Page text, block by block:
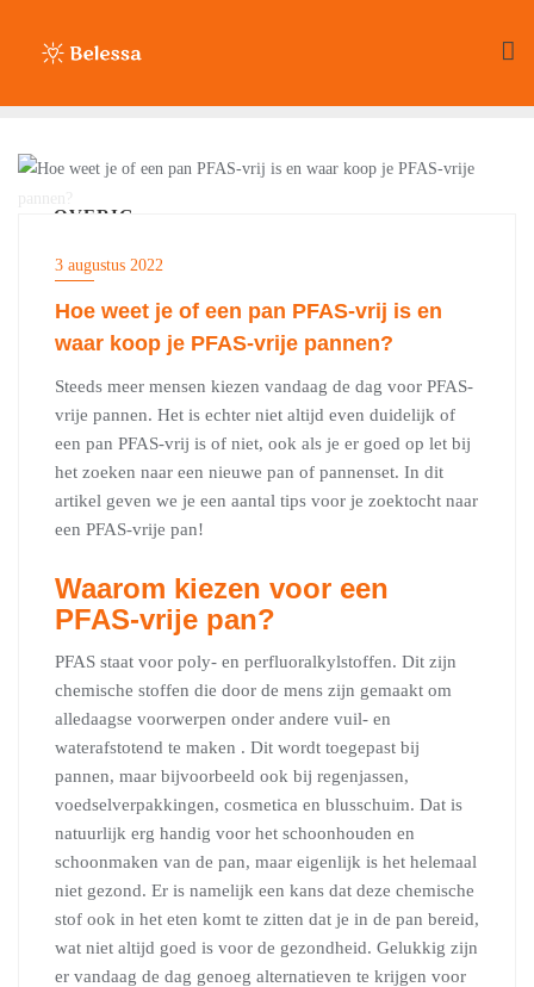
inhoud
OVERIG
3 augustus 2022
Hoe weet je of een pan PFAS-vrij is en
waar koop je PFAS-vrije pannen?
Steeds meer mensen kiezen vandaag de dag voor PFAS-
vrije pannen. Het is echter niet altijd even duidelijk of
een pan PFAS-vrij is of niet, ook als je er goed op let bij
het zoeken naar een nieuwe pan of pannenset. In dit
artikel geven we je een aantal tips voor je zoektocht naar
een PFAS-vrije pan!
Waarom kiezen voor een
PFAS-vrije pan?
PFAS staat voor poly- en perfluoralkylstoffen. Dit zijn
chemische stoffen die door de mens zijn gemaakt om
alledaagse voorwerpen onder andere vuil- en
waterafstotend te maken . Dit wordt toegepast bij
pannen, maar bijvoorbeeld ook bij regenjassen,
voedselverpakkingen, cosmetica en blusschuim. Dat is
natuurlijk erg handig voor het schoonhouden en
schoonmaken van de pan, maar eigenlijk is het helemaal
niet gezond. Er is namelijk een kans dat deze chemische
stof ook in het eten komt te zitten dat je in de pan bereid,
wat niet altijd goed is voor de gezondheid. Gelukkig zijn
er vandaag de dag genoeg alternatieven te krijgen voor